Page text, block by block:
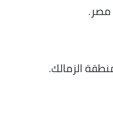
الزمالك.